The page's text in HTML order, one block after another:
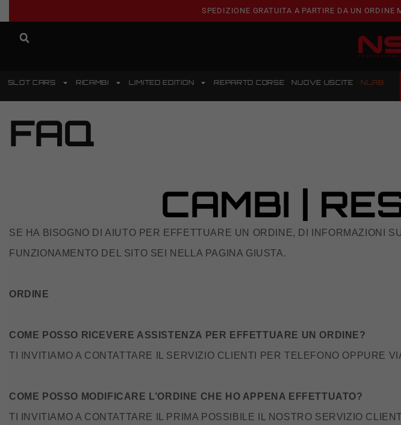
SPEDIZIONE GRATUITA A PARTIRE DA UN
SLOT CARS RICAMBI LIMITED EDITION REPARTO CORSE NUOVE USCITE NLAB
FAQ
CAMBI |
SE HA BISOGNO DI AIUTO PER EFFETTUARE UN ORDINE, DI INFORMAZIONI
FUNZIONAMENTO DEL SITO SEI NELLA PAGINA GIUSTA.
ORDINE
COME POSSO RICEVERE ASSISTENZA PER EFFETTUARE UN ORDINE?
TI INVITIAMO A CONTATTARE IL SERVIZIO CLIENTI PER TELEFONO OPPURE
COME POSSO MODIFICARE L’ORDINE CHE HO APPENA EFFETTUATO?
TI INVITIAMO A CONTATTARE IL PRIMA POSSIBILE IL NOSTRO SERVIZIO